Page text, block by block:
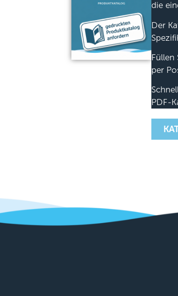
die
Der
Füllen
per
PDF-